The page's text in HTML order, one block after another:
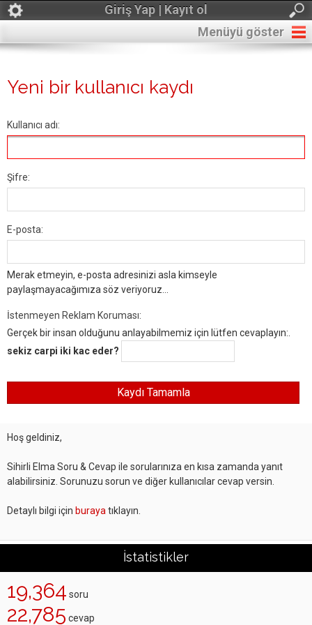
Giriş Yap | Kayıt ol
Menüyü göster
Yeni bir kullanıcı kaydı
Kullanıcı adı:
Şifre:
E-posta:
Merak etmeyin, e-posta adresinizi asla kimseyle
paylaşmayacağımıza söz veriyoruz...
İstenmeyen Reklam Koruması:
Gerçek bir insan olduğunu anlayabilmemiz için lütfen cevaplayın:.
sekiz carpi iki kac eder?
Hoş geldiniz,
Sihirli Elma Soru & Cevap ile sorularınıza en kısa zamanda yanıt
alabilirsiniz. Sorunuzu sorun ve diğer kullanıcılar cevap versin.
Detaylı bilgi için buraya tıklayın.
İstatistikler
19,364 soru
22,785 cevap